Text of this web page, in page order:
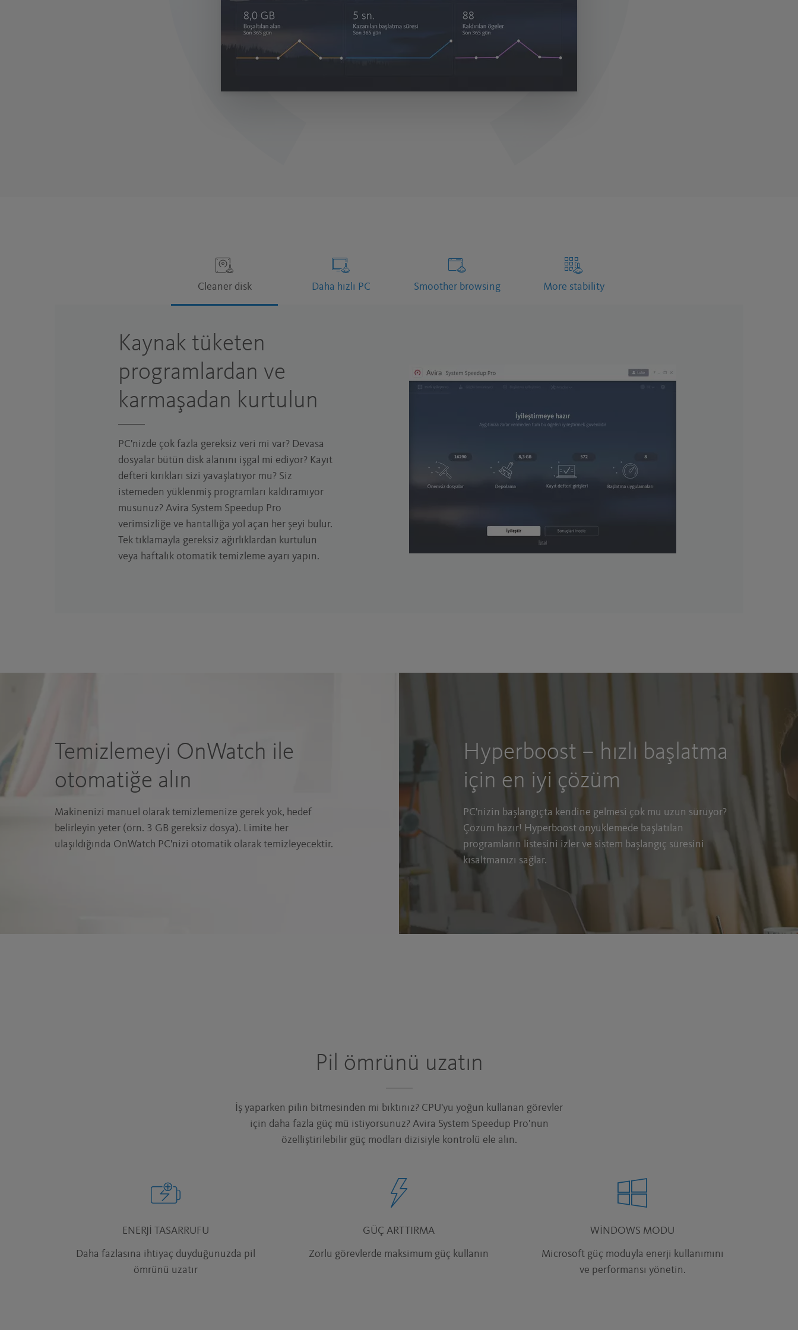
Cleaner disk Daha hızlı PC Smoother browsing More stability
Kaynak tüketen
programlardan ve
karmaşadan kurtulun
PC'nizde çok fazla gereksiz veri mi var? Devasa
dosyalar bütün disk alanını işgal mi ediyor? Kayıt
defteri kırıkları sizi yavaşlatıyor mu? Siz
istemeden yüklenmiş programları kaldıramıyor
musunuz? Avira System Speedup Pro
verimsizliğe ve hantallığa yol açan her şeyi bulur.
Tek tıklamayla gereksiz ağırlıklardan kurtulun
veya haftalık otomatik temizleme ayarı yapın.
Temizlemeyi OnWatch ile
otomatiğe alın
Makinenizi manuel olarak temizlemenize gerek yok, hedef
belirleyin yeter (örn. 3 GB gereksiz dosya). Limite her
ulaşıldığında OnWatch PC'nizi otomatik olarak temizleyecektir.
Hyperboost – hızlı başlatma
için en iyi çözüm
PC'nizin başlangıçta kendine gelmesi çok mu uzun sürüyor?
Çözüm hazır! Hyperboost önyüklemede başlatılan
programların listesini izler ve sistem başlangıç süresini
kısaltmanızı sağlar.
Pil ömrünü uzatın
İş yaparken pilin bitmesinden mi bıktınız? CPU'yu yoğun kullanan görevler
için daha fazla güç mü istiyorsunuz? Avira System Speedup Pro’nun
özelliştirilebilir güç modları dizisiyle kontrolü ele alın.
ENERJI TASARRUFU
Daha fazlasına ihtiyaç duyduğunuzda pil
ömrünü uzatır
GÜÇ ARTTIRMA
Zorlu görevlerde maksimum güç kullanın
WINDOWS MODU
Microsoft güç moduyla enerji kullanımını
ve performansı yönetin.